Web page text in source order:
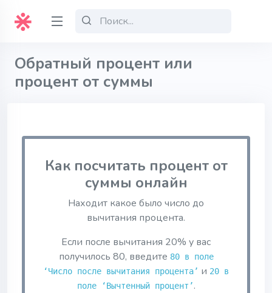
Обратный процент или
процент от суммы
Как посчитать процент от
суммы онлайн
Находит какое было число до
вычитания процента.
Если после вычитания 20% у вас
получилось 80, введите 80 в поле
‘Число после вычитания процента’ и 20 в
поле ‘Вычтенный процент’.